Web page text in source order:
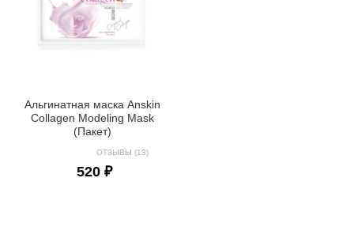
Альгинатная маска Anskin
Collagen Modeling Mask
(Пакет)
ОТЗЫВЫ (13)
520 ₽